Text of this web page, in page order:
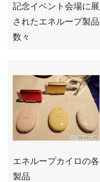
記念イベント会場に
されたエネループ製
数々
エネループカイロの各
製品